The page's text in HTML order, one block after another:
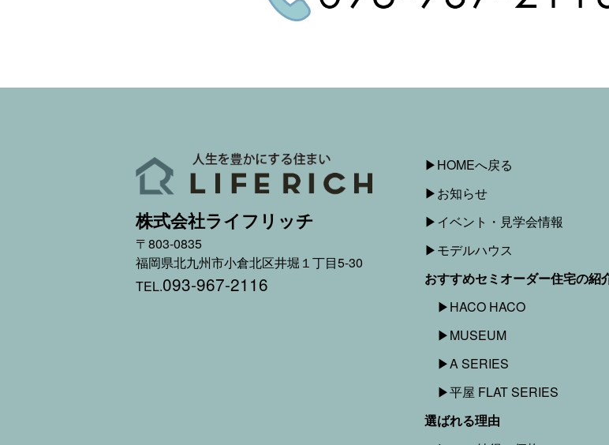
株式会社ライフリッチ
〒803-0835
福岡県北九州市小倉北区井堀１丁目5-30
TEL.093-967-2116
▶︎HOMEへ戻る
▶︎お知らせ
▶︎イベント・見学会情報
▶︎モデルハウス
おすすめセミオーダー住宅の紹
▶︎HACO HACO
▶︎MUSEUM
▶︎A SERIES
▶︎平屋 FLAT SERIES
選ばれる理由